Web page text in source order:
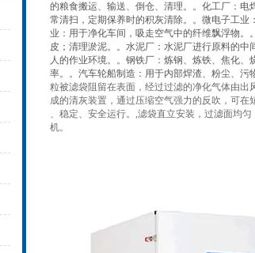
的粮食搬运、输送、倒仓、清理。。化工厂：
常清扫，定期保养时的积灰清除。。微电子工
业：用于净化车间，吸走空气中的纤维飘浮物
皮；清理淤泥。。水泥厂：水泥厂进行原料的
人的作业环境。。钢铁厂：炼钢、炼铁、焦化
率。。汽车轮船制造：用于内部焊渣、粉尘、污
粒被滤袋阻留在表面，经过过滤的净化气体由
成的清灰装置，通过压缩空气强力的反吹，可
、稳定、安全运行。,滤袋直立安装，过滤面均
机。